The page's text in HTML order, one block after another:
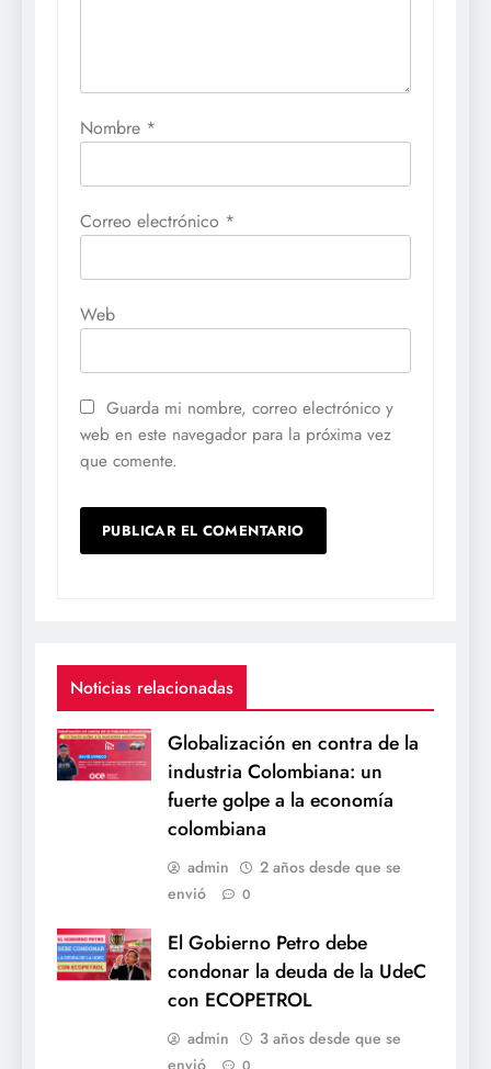
Nombre *
Correo electrónico *
Web
Guarda mi nombre, correo electrónico y
web en este navegador para la próxima vez
que comente.
Noticias relacionadas
Globalización en contra de la
industria Colombiana: un
fuerte golpe a la economía
colombiana
admin
2 años desde que se
envió
0
El Gobierno Petro debe
condonar la deuda de la UdeC
con ECOPETROL
admin
3 años desde que se
envió